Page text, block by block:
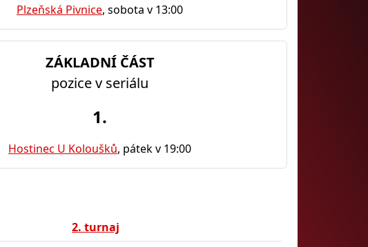
Plzeňská Pivnice, sobota v 13:00
ZÁKLADNÍ ČÁST
pozice v seriálu
1.
Hostinec U Koloušků, pátek v 19:00
2. turnaj